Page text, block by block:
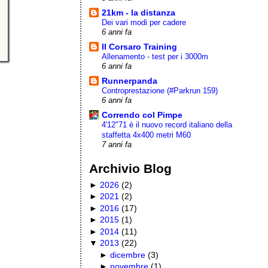
21km - la distanza
Dei vari modi per cadere
6 anni fa
Il Corsaro Training
Allenamento - test per i 3000m
6 anni fa
Runnerpanda
Controprestazione (#Parkrun 159)
6 anni fa
Correndo col Pimpe
4'12"71 è il nuovo record italiano della
staffetta 4x400 metri M60
7 anni fa
Archivio Blog
► 2026 (2)
►2021 (2)
► 2016 (17)
►2015 (1)
► 2014 (11)
▼2013 (22)
►dicembre (3)